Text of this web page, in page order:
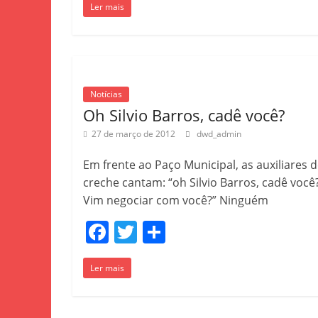
c
o
o
k
Ler mais
Notícias
Oh Silvio Barros, cadê você?
27 de março de 2012 dwd_admin
Em frente ao Paço Municipal, as auxiliares
creche cantam: “oh Silvio Barros, cadê
Vim negociar com você?” Ninguém
F
a
c
T
Ler mais